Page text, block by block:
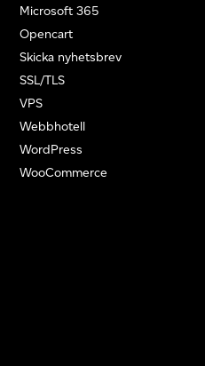
Microsoft 365
Opencart
Skicka nyhetsbrev
SSL/TLS
VPS
Webbhotell
WordPress
WooCommerce